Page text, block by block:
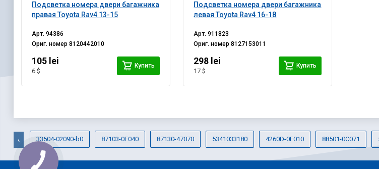
Подсветка номера двери багажника
правая Toyota Rav4 13-15
Арт.94386
Ориг. номер8120442010
105 lei
6 $
Купить
Подсветка номера двери багажника
левая Toyota Rav4 16-18
Арт.911823
Ориг. номер8127153011
298 lei
17 $
Купить
33504-02090-b0 87103-0E040 87130-47070 5341033180 4260D-0E010 88501-0C071
‹